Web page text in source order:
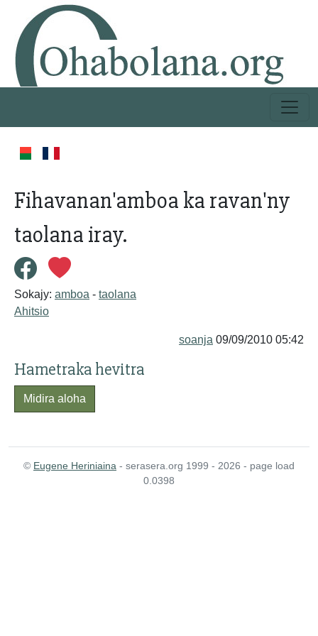
Fihavanan'amboa ka ravan'ny
taolana iray.
Sokajy: amboa - taolana
Ahitsio
soanja 09/09/2010 05:42
Hametraka hevitra
Midira aloha
© Eugene Heriniaina - serasera.org 1999 - 2026 - page load
0.0398